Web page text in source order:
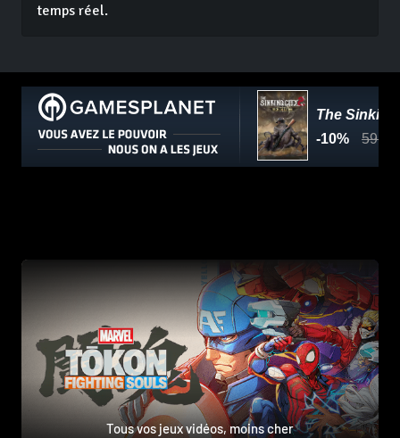
temps réel.
Tous vos jeux vidéos, moins cher